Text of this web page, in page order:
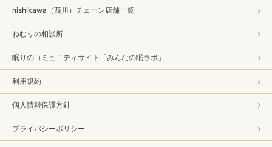
nishikawa（西川）チェーン店舗一覧
ねむりの相談所
眠りのコミュニティサイト「みんなの眠ラボ」
利用規約
個人情報保護方針
プライバシーポリシー